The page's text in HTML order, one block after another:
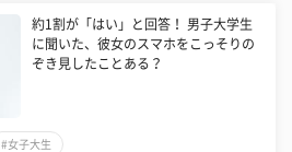
約1割が「はい」と回答！ 男子大学生
に聞いた、彼女のスマホをこっそりの
ぞき見したことある？
#女子大生